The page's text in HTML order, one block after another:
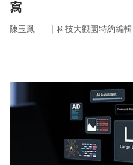
寫
陳玉鳳 ｜ 科技大觀園特約編輯